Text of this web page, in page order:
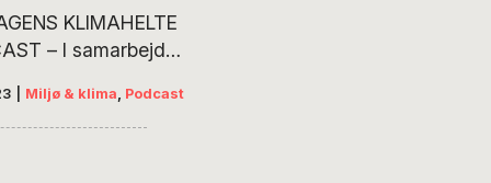
KLIMAHELTE
– I samarbejde
og podcaster Lene
bringer
Miljø & klima, Podcast